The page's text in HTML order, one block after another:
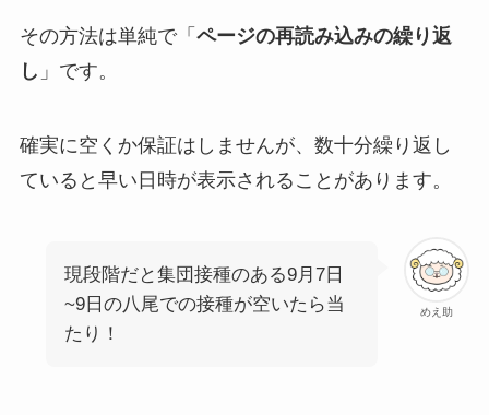
その方法は単純で「 ページの再読み込みの繰り返
し 」です。
確実に空くか保証はしませんが、数十分繰り返し
ていると早い日時が表示されることがあります。
めえ助
現段階だと集団接種のある9月7日
~9日の八尾での接種が空いたら当
たり！